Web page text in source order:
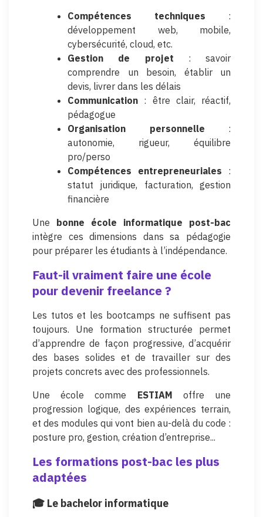
Compétences techniques :
développement web, mobile,
cybersécurité, cloud, etc.
Gestion de projet : savoir
comprendre un besoin, établir un
devis, livrer dans les délais
Communication : être clair, réactif,
pédagogue
Organisation personnelle :
autonomie, rigueur, équilibre
pro/perso
Compétences entrepreneuriales :
statut juridique, facturation, gestion
financière
Une bonne école informatique post-bac
intègre ces dimensions dans sa pédagogie
pour préparer les étudiants à l’indépendance.
Faut-il vraiment faire une école
pour devenir freelance ?
Les tutos et les bootcamps ne suffisent pas
toujours. Une formation structurée permet
d’apprendre de façon progressive, d’acquérir
des bases solides et de travailler sur des
projets concrets avec des professionnels.
Une école comme ESTIAM offre une
progression logique, des expériences terrain,
et des modules qui vont bien au-delà du code :
posture pro, gestion, création d’entreprise...
Les formations post-bac les plus
adaptées
🎓 Le bachelor informatique